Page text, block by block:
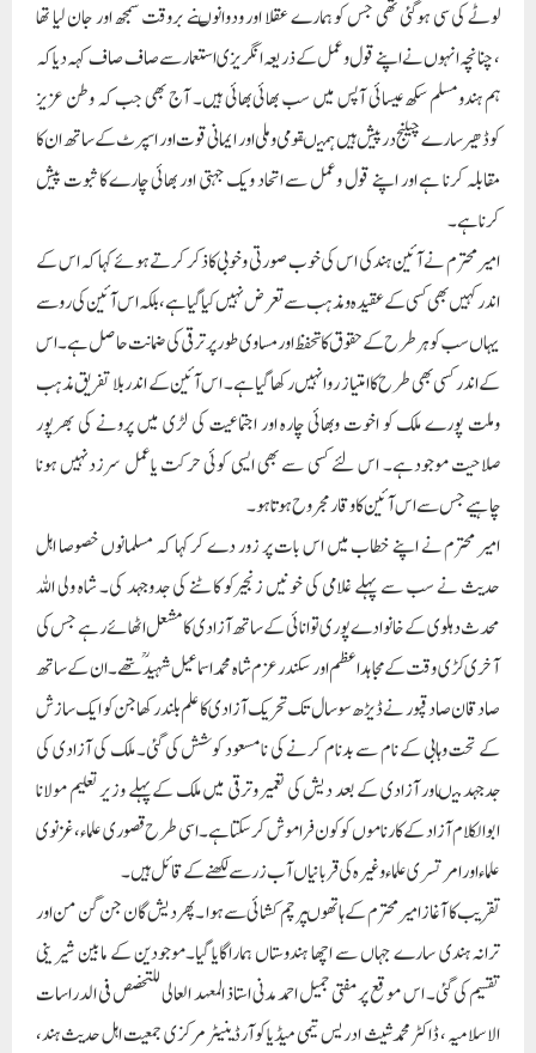
لوٹے کی سی ہوگئی تھی جس کو ہمارے عقلا اور ودوانوںنے بروقت سمجھ اور جان لیا تھا
،چنانچہ انہوں نے اپنے قول وعمل کے ذریعہ انگریزی استعمار سے صاف صاف کہہ دیا کہ
ہم ہندومسلم سکھ عیسائی آپس میں سب بھائی بھائی ہیں۔ آج بھی جب کہ وطن عزیز
کوڈھیر سارے چیلنج درپیش ہیں ہمیںقومی وملی اور ایمانی قوت اور اسپرٹ کے ساتھ ان کا
مقابلہ کرنا ہے اور اپنے قول وعمل سے اتحاد ویک جہتی اور بھائی چارے کا ثبوت پیش
کرناہے۔
امیرمحترم نے آئین ہند کی اس کی خوب صورتی وخوبی کاذکر کرتے ہوئے کہا کہ اس کے
اندر کہیں بھی کسی کے عقیدہ ومذہب سے تعرض نہیں کیا گیا ہے، بلکہ اس آئین کی روسے
یہاں سب کوہر طرح کے حقوق کاتحفظ اور مساوی طور پر ترقی کی ضمانت حاصل ہے۔ اس
کے اندر کسی بھی طرح کا امتیاز روانہیں رکھا گیا ہے۔ اس آئین کے اندر بلا تفریق مذہب
وملت پورے ملک کو اخوت وبھائی چارہ اور اجتماعیت کی لڑی میں پرونے کی بھرپور
صلاحیت موجودہے۔ اس لئے کسی سے بھی ایسی کوئی حرکت یاعمل سرزدنہیں ہونا
چاہیے جس سے اس آئین کا وقار مجروح ہوتاہو۔
امیر محترم نے اپنے خطاب میں اس بات پر زور دے کر کہا کہ مسلمانوں خصوصا اہل
حدیث نے سب سے پہلے غلامی کی خونیں زنجیرکو کاٹنے کی جدوجہد کی۔ شاہ ولی اللہ
محدث دہلوی کے خانوادے پوری توانائی کے ساتھ آزادی کا مشعل اٹھائے رہے جس کی
آخری کڑی وقت کے مجاہداعظم اور سکندر عزم شاہ محمداسماعیل شہید ؒتھے ۔ان کے ساتھ
صادقان صادقپور نے ڈیڑھ سو سال تک تحریک آزادی کا علم بلند رکھاجن کو ایک سازش
کے تحت وہابی کے نام سے بدنام کرنے کی نامسعود کوشش کی گئی۔ ملک کی آزادی کی
جدجہد میںاور آزادی کے بعد دیش کی تعمیر وترقی میں ملک کے پہلے وزیر تعلیم مولانا
ابوالکلام آزاد کے کارناموں کو کون فراموش کرسکتاہے۔ اسی طرح قصوری علماء، غزنوی
علماء اور امرتسری علماء وغیرہ کی قربانیاں آب زر سے لکھنے کے قائل ہیں۔
تقریب کا آغاز امیر محترم کے ہاتھوںپرچم کشائی سے ہوا ۔پھر دیش گان جن گن من اور
ترانہ ہندی سارے جہاں سے اچھا ہندوستاں ہماراگایا گیا۔موجودین کے مابین شیرینی
تقسیم کی گئی۔ اس موقع پر مفتی جمیل احمدمدنی استاذ المعہد العالی للتخصص فی الدراسات
الاسلامیہ ، ڈاکٹر محمدشیث ادریس تیمی میڈیا کوآرڈینیٹر مرکزی جمعیت اہل حدیث ہند،